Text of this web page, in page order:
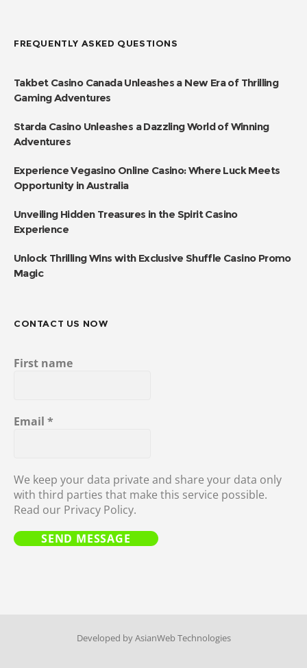
FREQUENTLY ASKED QUESTIONS
Takbet Casino Canada Unleashes a New Era of Thrilling
Gaming Adventures
Starda Casino Unleashes a Dazzling World of Winning
Adventures
Experience Vegasino Online Casino: Where Luck Meets
Opportunity in Australia
Unveiling Hidden Treasures in the Spirit Casino
Experience
Unlock Thrilling Wins with Exclusive Shuffle Casino Promo
Magic
CONTACT US NOW
First name
Email *
We keep your data private and share your data only
with third parties that make this service possible.
Read our Privacy Policy.
Developed byAsianWeb Technologies